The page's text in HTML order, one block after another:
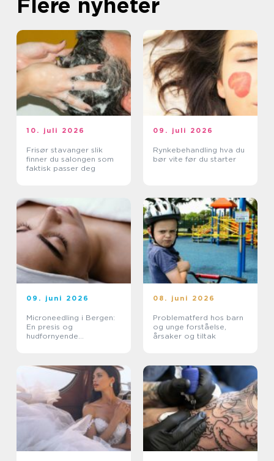
10. juli 2026
Frisør stavanger slik
finner du salongen som
faktisk passer deg
09. juli 2026
Rynkebehandling hva du
bør vite før du starter
09. juni 2026
Microneedling i Bergen:
En presis og
hudfornyende
08. juni 2026
Problematferd hos barn
og unge forståelse,
årsaker og tiltak